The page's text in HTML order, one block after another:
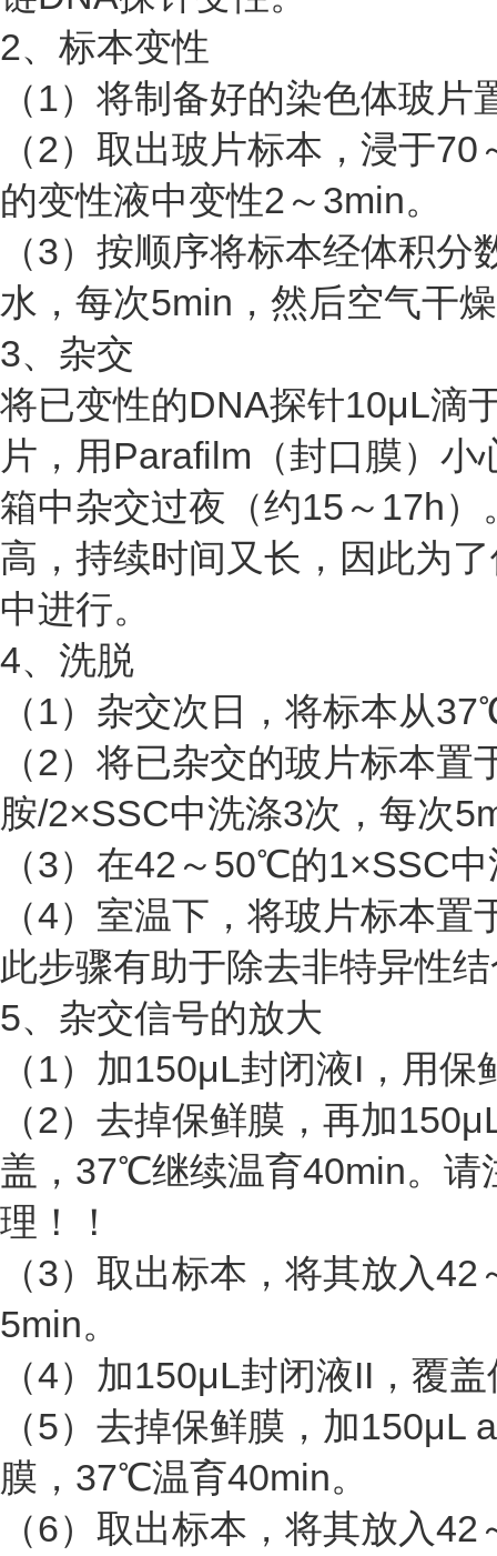
2、标本变性
（1）将制备好的染色体玻
（2）取出玻片标本，浸于
的变性液中变性2～3min。
（3）按顺序将标本经体积
水，每次5min，然后空气干
3、杂交
将已变性的DNA探针10μL滴
片，用Parafilm（封口膜）
箱中杂交过夜（约15～17h
高，持续时间又长，因此为
中进行。
4、洗脱
（1）杂交次日，将标本从
（2）将已杂交的玻片标本
胺/2×SSC中洗涤3次，每次
（3）在42～50℃的1×SSC
（4）室温下，将玻片标本
此步骤有助于除去非特异性
5、杂交信号的放大
（1）加150μL封闭液I，用
（2）去掉保鲜膜，再加
盖，37℃继续温育40min。请
理！！
（3）取出标本，将其放入
5min。
（4）加150μL封闭液II，覆
（5）去掉保鲜膜，加150μL
膜，37℃温育40min。
（6）取出标本，将其放入